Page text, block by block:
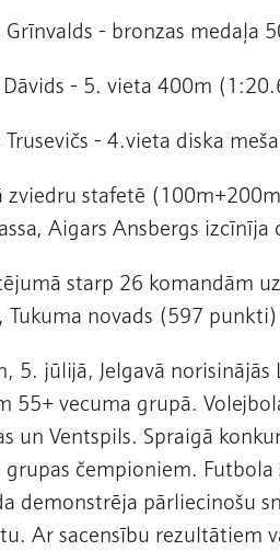
Grīnvalds - bronzas medaļa
Dāvids - 5. vieta 400m
Trusevičs - 4.vieta diska
zviedru stafetē
Aigars Ansbergs
starp 26 komandām
novads (597
5. jūlijā, Jelgavā
55+ vecuma grupā.
un Ventspils. Spraigā
čempioniem.
demonstrēja pārliecinošu
Ar sacensību rezultātiem